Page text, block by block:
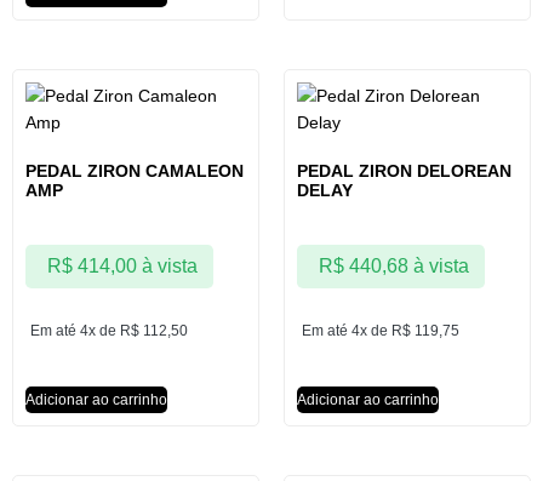
PEDAL ZIRON CAMALEON
AMP
Em até 4x de R$ 112,50
R$414,00 à vista
Adicionar ao carrinho
PEDAL ZIRON DELOREAN
DELAY
Em até 4x de R$ 119,75
R$440,68 à vista
Adicionar ao carrinho